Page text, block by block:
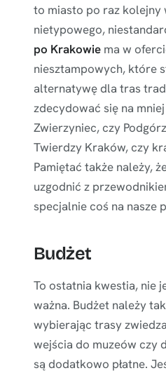
to miasto po raz
nietypowego,
po Krakowie ma w
niesztampowych, które
alternatywę dla tras
zdecydować się na
Zwierzyniec, czy
Twierdzy Kraków, czy
Pamiętać także należy,
uzgodnić z
specjalnie coś na nasze
Budżet
To ostatnia kwestia, nie
ważna. Budżet należy
wybierając trasy
wejścia do muzeów czy
są dodatkowo płatne.